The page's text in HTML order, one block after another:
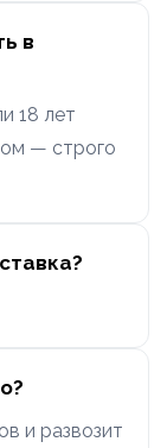
в
18 лет
— строго
и развозит